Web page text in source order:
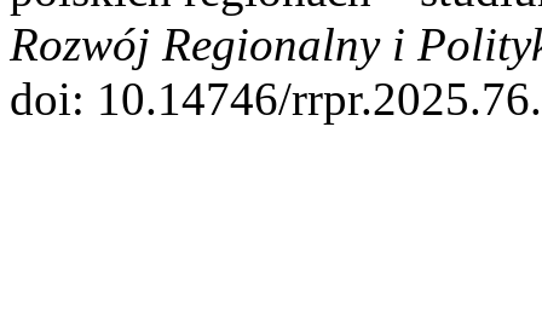
Rozwój Regionalny i
doi: 10.14746/